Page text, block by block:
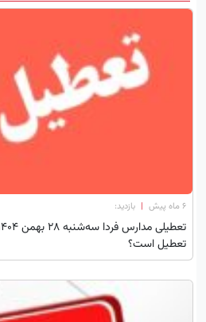
۶ ماه پیش | بازدید:
تعطیل است؟